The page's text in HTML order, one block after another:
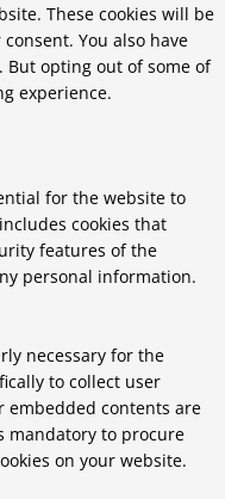
These cookies will be
You also have
But opting out of some of
experience.
for the website to
cookies that
features of the
personal information.
necessary for the
to collect user
embedded contents are
mandatory to procure
on your website.